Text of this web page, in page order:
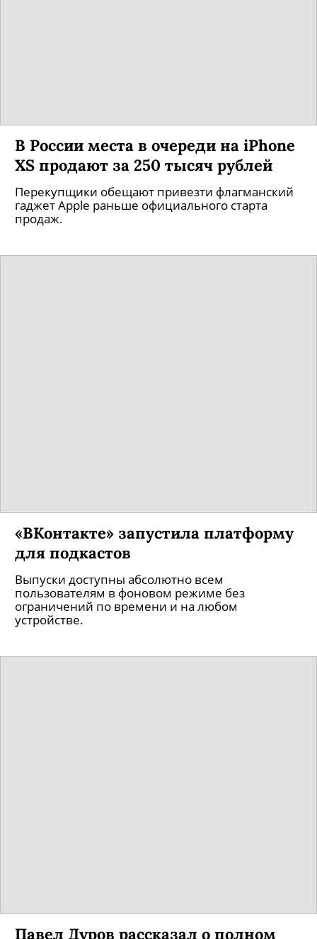
В России места в очереди на iPhone
XS продают за 250 тысяч рублей
Перекупщики обещают привезти флагманский
гаджет Apple раньше официального старта
продаж.
«ВКонтакте» запустила платформу
для подкастов
Выпуски доступны абсолютно всем
пользователям в фоновом режиме без
ограничений по времени и на любом
устройстве.
Павел Дуров рассказал о полном